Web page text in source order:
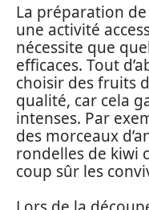
La préparation
une activité
nécessite que
efficaces. Tout
choisir des fruits
qualité, car cela
intenses. Par
des morceaux
rondelles de kiwi
coup sûr les